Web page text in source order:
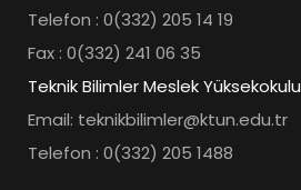
Telefon : 0(332) 205 14 19
Fax : 0(332) 241 06 35
Teknik Bilimler Meslek Yüksekokulu
Email: teknikbilimler@ktun.edu.tr
Telefon : 0(332) 205 1488